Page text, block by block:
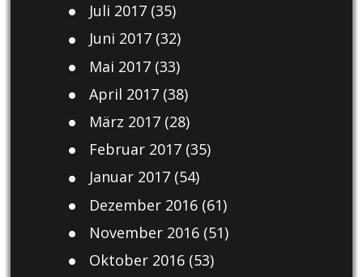
Juli 2017(35)
Juni 2017(32)
Mai 2017(33)
April 2017(38)
März 2017(28)
Februar 2017(35)
Januar 2017(54)
Dezember 2016(61)
November 2016(51)
Oktober 2016(53)